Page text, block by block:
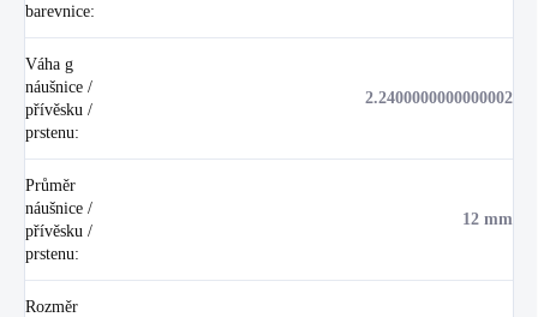
barevnice:
Váha g
náušnice /
přívěsku /
prstenu:
2.2400000000000002
Průměr
náušnice /
přívěsku /
prstenu:
12 mm
Rozměr